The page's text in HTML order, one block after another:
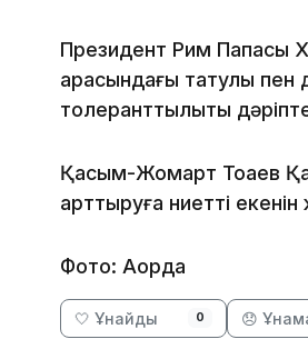
Президент Рим Папасы
арасындағы татулық пен
толеранттылықты
Қасым-Жомарт Тоқаев
арттыруға ниетті екенін
Фото: Ақорда
🤍 Ұнайды 0 😞